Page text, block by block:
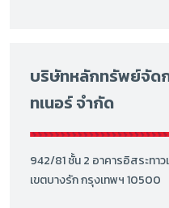
บริษัทหลักทรัพย์จัด
ทเนอร์ จำกัด
942/81 ชั้น 2 อาคารอิสระทา
เขตบางรัก กรุงเทพฯ 10500